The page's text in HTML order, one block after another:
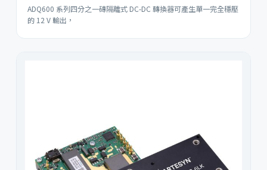
ADQ600 系列四分之一磚隔離式 DC-DC 轉換器可產生單一完全穩壓
的 12 V 輸出，